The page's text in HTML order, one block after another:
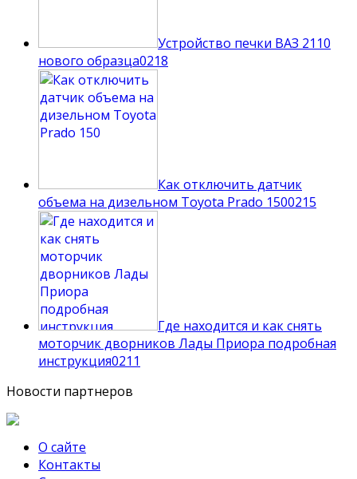
Устройство печки ВАЗ 2110
нового образца0218
Как отключить датчик
объема на дизельном Toyota Prado 1500215
Где находится и как снять
моторчик дворников Лады Приора подробная
инструкция0211
Новости партнеров
О сайте
Контакты